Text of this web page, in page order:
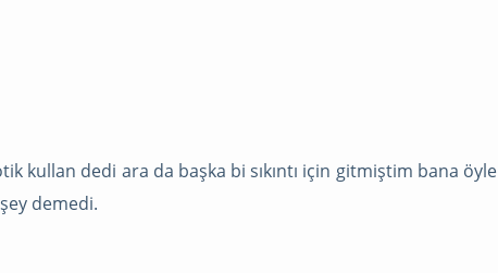
kullan dedi ara da başka bi sıkıntı için gitmiştim bana öyle
demedi.